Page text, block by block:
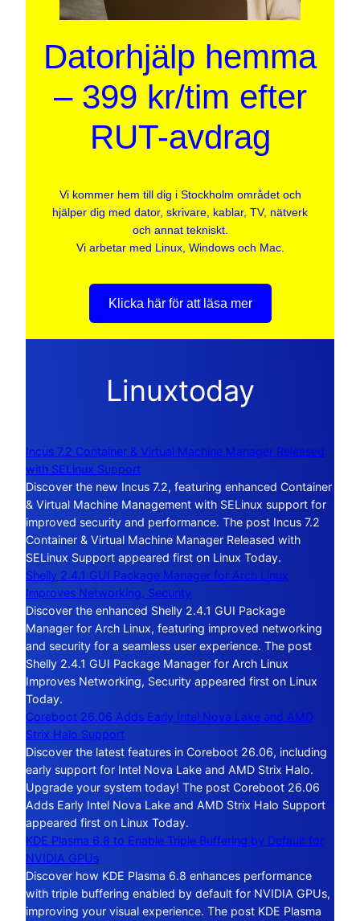
Datorhjälp hemma
– 399 kr/tim efter
RUT-avdrag
Vi kommer hem till dig i Stockholm området och
hjälper dig med dator, skrivare, kablar, TV, nätverk
och annat tekniskt.
Vi arbetar med Linux, Windows och Mac.
Klicka här för att läsa mer
Linuxtoday
Incus 7.2 Container & Virtual Machine Manager Released
with SELinux Support
Discover the new Incus 7.2, featuring enhanced Container
& Virtual Machine Management with SELinux support for
improved security and performance. The post Incus 7.2
Container & Virtual Machine Manager Released with
SELinux Support appeared first on Linux Today.
Shelly 2.4.1 GUI Package Manager for Arch Linux
Improves Networking, Security
Discover the enhanced Shelly 2.4.1 GUI Package
Manager for Arch Linux, featuring improved networking
and security for a seamless user experience. The post
Shelly 2.4.1 GUI Package Manager for Arch Linux
Improves Networking, Security appeared first on Linux
Today.
Coreboot 26.06 Adds Early Intel Nova Lake and AMD
Strix Halo Support
Discover the latest features in Coreboot 26.06, including
early support for Intel Nova Lake and AMD Strix Halo.
Upgrade your system today! The post Coreboot 26.06
Adds Early Intel Nova Lake and AMD Strix Halo Support
appeared first on Linux Today.
KDE Plasma 6.8 to Enable Triple Buffering by Default for
NVIDIA GPUs
Discover how KDE Plasma 6.8 enhances performance
with triple buffering enabled by default for NVIDIA GPUs,
improving your visual experience. The post KDE Plasma